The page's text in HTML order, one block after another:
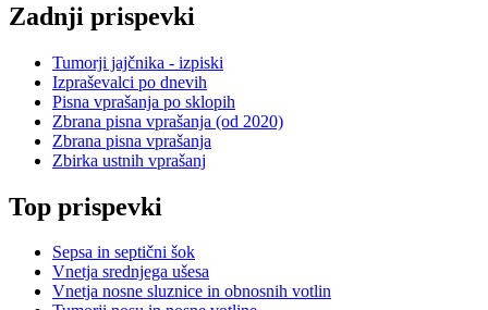
Zadnji prispevki
Tumorji jajčnika - izpiski
Izpraševalci po dnevih
Pisna vprašanja po sklopih
Zbrana pisna vprašanja (od 2020)
Zbrana pisna vprašanja
Zbirka ustnih vprašanj
Top prispevki
Sepsa in septični šok
Vnetja srednjega ušesa
Vnetja nosne sluznice in obnosnih votlin